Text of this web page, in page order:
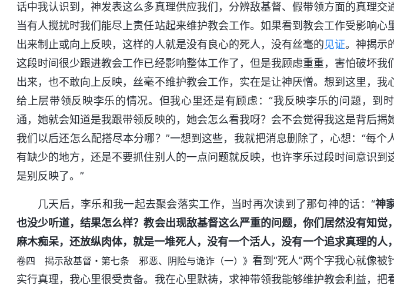
话中我认识到，神发表这么多真理供应我们，分辨敌基督、假带领方面的真理交
当有人搅扰时我们能尽上责任站起来维护教会工作。如果看到教会工作受影响心
出来制止或向上反映，这样的人就是没有良心的死人，没有丝毫的见证。神揭示
这段时间很少跟进教会工作已经影响整体工作了，但是我顾虑重重，害怕破坏我
出来，也不敢向上反映，丝毫不维护教会工作，实在是让神厌憎。想到这里，我
给上层带领反映李乐的情况。但我心里还是有顾虑：“我反映李乐的问题，到
通，她就会知道是我跟带领反映的，她会怎么看我呀？会不会觉得我这是背后揭
我们以后还怎么配搭尽本分哪？”一想到这些，我就把消息删除了，心想：“每个
有缺少的地方，还是不要抓住别人的一点问题就反映，也许李乐过段时间意识到
是别反映了。”
几天后，李乐和我一起去聚会落实工作，当时再次读到了那句神的话：“神
也没少听道，结果怎么样？教会出现敌基督这么严重的问题，你们居然没有知觉
麻木痴呆，还放纵肉体，就是一堆死人，没有一个活人，没有一个追求真理的人
卷四 揭示敌基督・第七条 邪恶、阴险与诡诈（一）》 看到“死人”两个字我心就像
实行真理，我心里很受责备。我在心里默祷，求神带领我能够维护教会利益，把